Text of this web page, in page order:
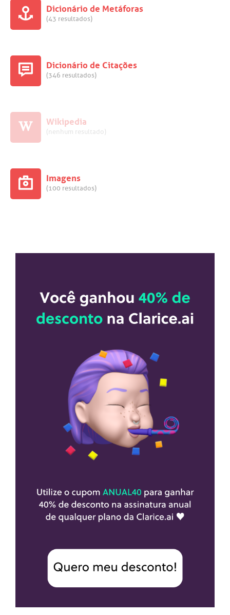
Dicionário de Metáforas
(43 resultados)
Dicionário de Citações
(346 resultados)
Wikipedia
(nenhum resultado)
Imagens
(100 resultados)